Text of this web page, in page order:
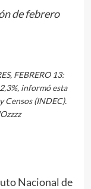
de febrero
FEBRERO 13:
informó esta
Censos (INDEC).
Nacional de